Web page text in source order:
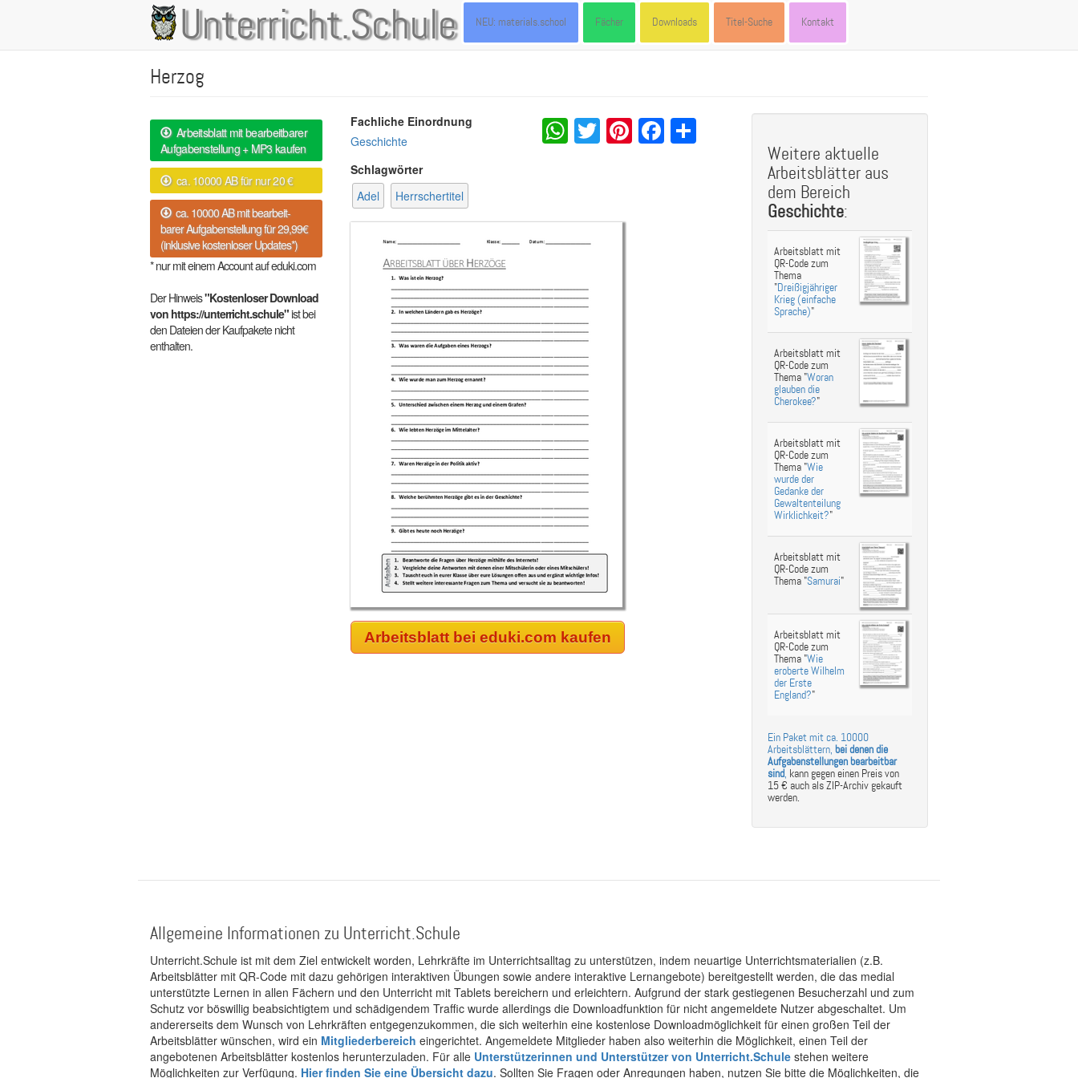
Unterricht.Schule
Main
navigation
NEU: materials.school Fächer Downloads Titel-Suche Kontakt
Herzog
Arbeitsblatt mit bearbeitbarer
Aufgabenstellung + MP3 kaufen
ca. 10000 AB für nur 20 €
ca. 10000 AB mit bearbeit-
barer Aufgabenstellung für 29,99€
(inklusive kostenloser Updates*)
* nur mit einem Account auf eduki.com
Der Hinweis"Kostenloser Download
von https://unterricht.schule"ist bei
den Dateien der Kaufpakete nicht
enthalten.
Fachliche Einordnung
Geschichte
Schlagwörter
Adel
Herrschertitel
WhatsApp
Twitter
Pinterest
Facebook
Share
Arbeitsblatt bei eduki.com kaufen
Weitere aktuelle
Arbeitsblätter aus
dem Bereich
Geschichte:
Arbeitsblatt mit
QR-Code zum
Thema
"Dreißigjähriger
Krieg (einfache
Sprache)"
Arbeitsblatt mit
QR-Code zum
Thema "Woran
glauben die
Cherokee?"
Arbeitsblatt mit
QR-Code zum
Thema "Wie
wurde der
Gedanke der
Gewaltenteilung
Wirklichkeit?"
Arbeitsblatt mit
QR-Code zum
Thema "Samurai"
Arbeitsblatt mit
QR-Code zum
Thema "Wie
eroberte Wilhelm
der Erste
England?"
Ein Paket mit ca. 10000
Arbeitsblättern, bei denen die
Aufgabenstellungen bearbeitbar
sind, kann gegen einen Preis von
15 € auch als ZIP-Archiv gekauft
werden.
Allgemeine Informationen zu Unterricht.Schule
Unterricht.Schule ist mit dem Ziel entwickelt worden, Lehrkräfte im Unterrichtsalltag zu unterstützen, indem neuartige Unterrichtsmaterialien (z.B.
Arbeitsblätter mit QR-Code mit dazu gehörigen interaktiven Übungen sowie andere interaktive Lernangebote) bereitgestellt werden, die das medial
unterstützte Lernen in allen Fächern und den Unterricht mit Tablets bereichern und erleichtern. Aufgrund der stark gestiegenen Besucherzahl und zum
Schutz vor böswillig beabsichtigtem und schädigendem Traffic wurde allerdings die Downloadfunktion für nicht angemeldete Nutzer abgeschaltet. Um
andererseits dem Wunsch von Lehrkräften entgegenzukommen, die sich weiterhin eine kostenlose Downloadmöglichkeit für einen großen Teil der
Arbeitsblätter wünschen, wird ein Mitgliederbereich eingerichtet. Angemeldete Mitglieder haben also weiterhin die Möglichkeit, einen Teil der
angebotenen Arbeitsblätter kostenlos herunterzuladen. Für alle Unterstützerinnen und Unterstützer von Unterricht.Schule stehen weitere
Möglichkeiten zur Verfügung. Hier finden Sie eine Übersicht dazu. Sollten Sie Fragen oder Anregungen haben, nutzen Sie bitte die Möglichkeiten, die